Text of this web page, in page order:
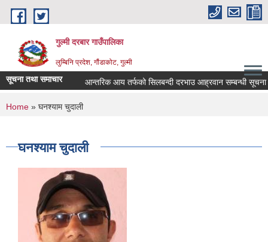
Skip to main content
गुल्मी दरबार गाउँपालिका
लुम्बिनि प्रदेश, गौंडाकोट, गुल्मी
सूचना तथा समाचार आन्तरिक आय तर्फको सिलबन्दी दरभाउ आह्रवान सम्बन्धी सूचना ।
You are here
Home » घनश्याम चुदाली
घनश्याम चुदाली